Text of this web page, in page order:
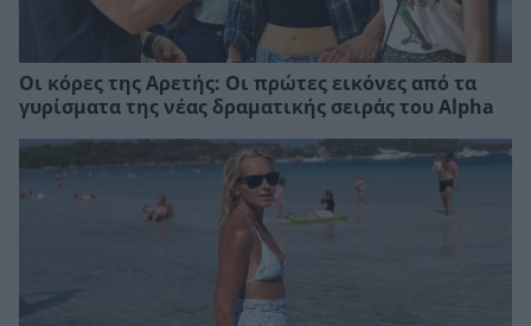
Οι κόρες της Αρετής: Οι πρώτες εικόνες από τα
γυρίσματα της νέας δραματικής σειράς του Alpha